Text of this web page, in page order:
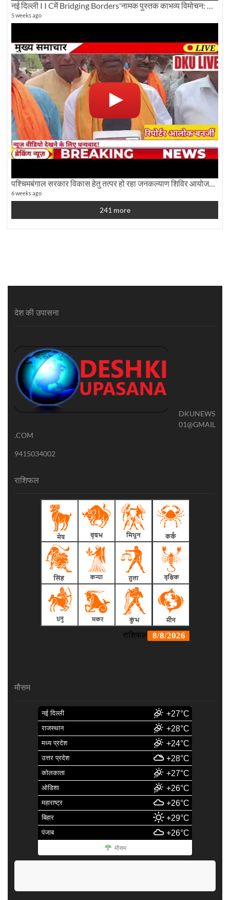
नई दिल्ली I I Cमें Bridging Borders'नामक पुस्तक काभव्य विमोचन: Dku ब्यूरो चीफ की ग्राउंड रिपोर्टिंग
5 weeks ago
पश्चिमबंगाल सरकार विकास हेतु तत्पर हो रहा जनकल्याण शिविर आयोजन:कृषि मंत्री दूध कुमार मंडल से बातचीत
6 weeks ago
241 more
देश की उपासना
DKUNEWS
01@GMAIL
.COM
9415034002
राशिफल
मौसम
नई दिल्ली +27°C
राजस्थान +28°C
मध्य प्रदेश +24°C
उत्तर प्रदेश +28°C
कोलकाता +27°C
ओडिशा +26°C
महाराष्ट्र +26°C
बिहार +29°C
पंजाब +26°C
मौसम